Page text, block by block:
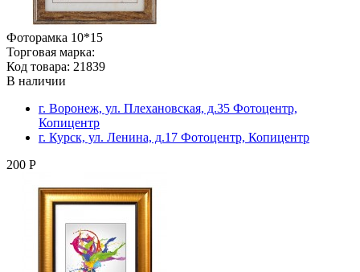
Фоторамка 10*15
Торговая марка:
Код товара: 21839
В наличии
г. Воронеж, ул. Плехановская, д.35 Фотоцентр,
Копицентр
г. Курск, ул. Ленина, д.17 Фотоцентр, Копицентр
200 Р